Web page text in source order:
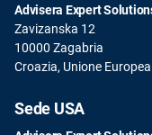
Advisera Expert
Zavizanska 12
10000 Zagabria
Croazia, Unione Europea
Sede USA